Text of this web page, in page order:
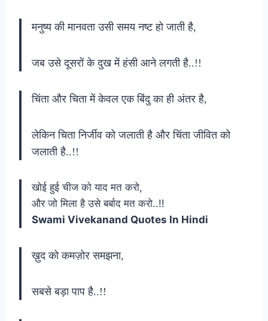
मनुष्य की मानवता उसी समय नष्ट हो जाती है,
जब उसे दूसरों के दुख में हंसी आने लगती है..!!
चिंता और चिता में केवल एक बिंदु का ही अंतर है,
लेकिन चिता निर्जीव को जलाती है और चिंता जीवित को
जलाती है..!!
खोई हुई चीज को याद मत करो,
और जो मिला है उसे बर्बाद मत करो..!!
Swami Vivekanand Quotes In Hindi
ख़ुद को कमज़ोर समझना,
सबसे बड़ा पाप है..!!